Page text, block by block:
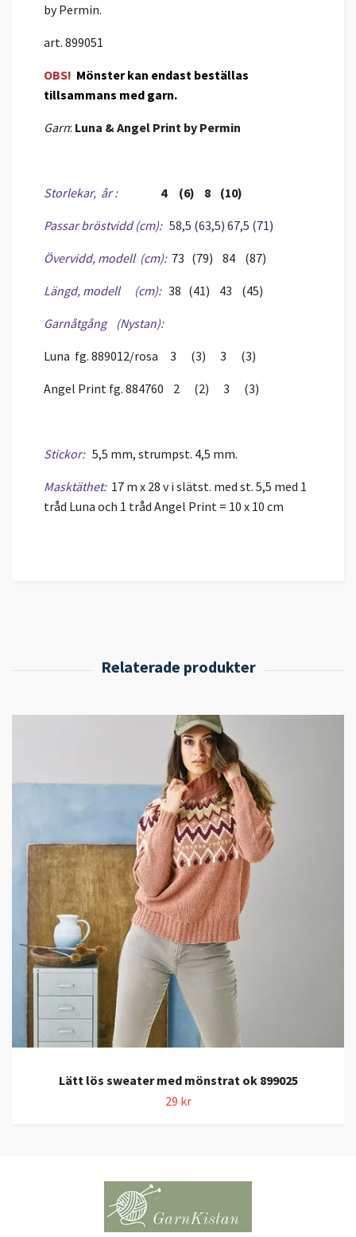
by Permin.
art. 899051
OBS! Mönster kan endast beställas
tillsammans med garn.
Garn: Luna & Angel Print by Permin
Storlekar, år : 4 (6) 8 (10)
Passar bröstvidd (cm): 58,5 (63,5) 67,5 (71)
Övervidd, modell (cm): 73 (79) 84 (87)
Längd, modell (cm): 38 (41) 43 (45)
Garnåtgång (Nystan):
Luna fg. 889012/rosa 3 (3) 3 (3)
Angel Print fg. 884760 2 (2) 3 (3)
Stickor: 5,5 mm, strumpst. 4,5 mm.
Masktäthet:17 m x 28 v i slätst. med st. 5,5 med 1
tråd Luna och 1 tråd Angel Print = 10 x 10 cm
Lätt lös sweater med mönstrat ok 899025
29 kr